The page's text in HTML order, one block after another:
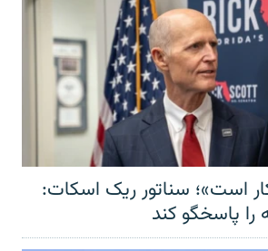
است»؛ سناتور ریک اسکات:
را پاسخگو کند